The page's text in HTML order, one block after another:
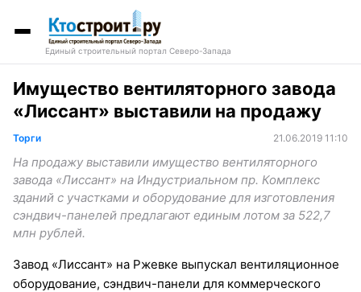
Единый строительный портал Северо-Запада
Имущество вентиляторного завода
«Лиссант» выставили на продажу
Торги 21.06.2019 11:10
На продажу выставили имущество вентиляторного
завода «Лиссант» на Индустриальном пр. Комплекс
зданий с участками и оборудование для изготовления
сэндвич-панелей предлагают единым лотом за 522,7
млн рублей.
Завод «Лиссант» на Ржевке выпускал вентиляционное
оборудование, сэндвич-панели для коммерческого